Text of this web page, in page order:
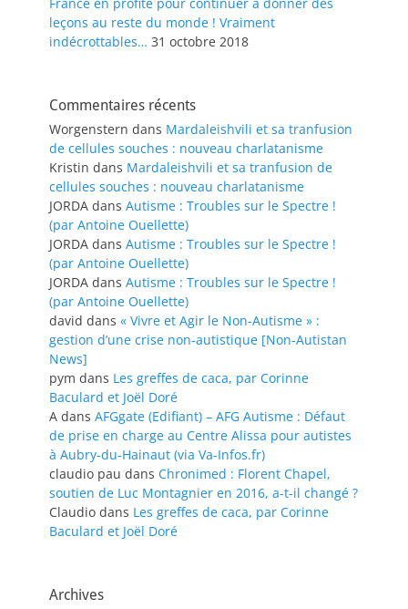
leçons au reste du monde ! Vraiment
indécrottables… 31 octobre 2018
Commentaires récents
Worgenstern dans Mardaleishvili et sa tranfusion
de cellules souches : nouveau charlatanisme
Kristin dans Mardaleishvili et sa tranfusion de
cellules souches : nouveau charlatanisme
JORDA dans Autisme : Troubles sur le Spectre !
(par Antoine Ouellette)
JORDA dans Autisme : Troubles sur le Spectre !
(par Antoine Ouellette)
JORDA dans Autisme : Troubles sur le Spectre !
(par Antoine Ouellette)
david dans « Vivre et Agir le Non-Autisme » :
gestion d’une crise non-autistique [Non-Autistan
News]
pym dans Les greffes de caca, par Corinne
Baculard et Joël Doré
A dans AFGgate (Edifiant) – AFG Autisme : Défaut
de prise en charge au Centre Alissa pour autistes
à Aubry-du-Hainaut (via Va-Infos.fr)
claudio pau dans Chronimed : Florent Chapel,
soutien de Luc Montagnier en 2016, a-t-il changé ?
Claudio dans Les greffes de caca, par Corinne
Baculard et Joël Doré
Archives